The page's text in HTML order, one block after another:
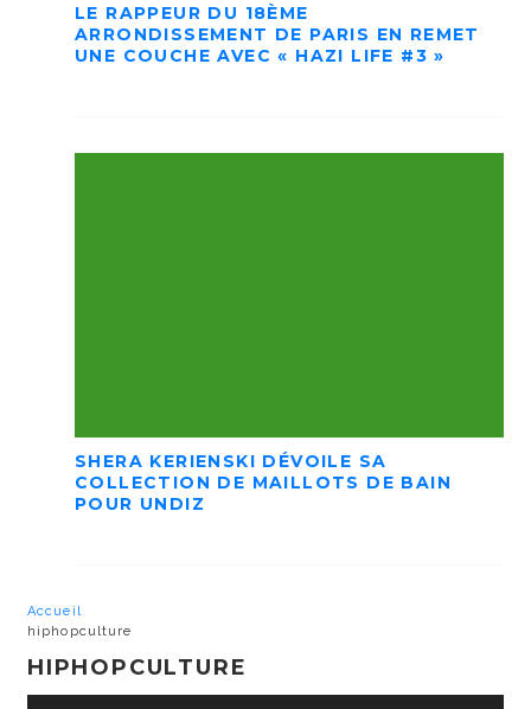
LE RAPPEUR DU 18ÈME
ARRONDISSEMENT DE PARIS EN REMET
UNE COUCHE AVEC « HAZI LIFE #3 »
SHERA KERIENSKI DÉVOILE SA
COLLECTION DE MAILLOTS DE BAIN
POUR UNDIZ
Accueil
hiphopculture
HIPHOPCULTURE